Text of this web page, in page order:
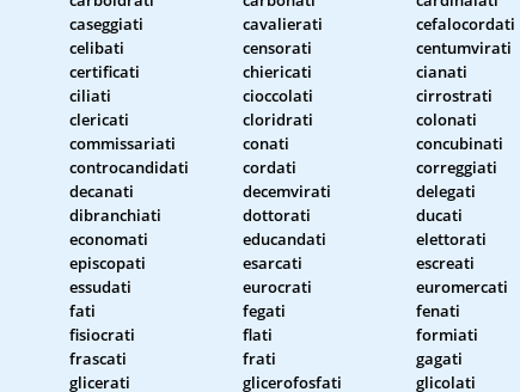
caseggiati cavalierati
cefalocordati
celibati censorati
centumvirati
certificati chiericati
cianati
ciliati cioccolati
cirrostrati
clericati cloridrati
colonati
commissariati conati
concubinati
controcandidati cordati
correggiati
decanati decemvirati
delegati
dibranchiati dottorati
ducati
economati educandati
elettorati
episcopati esarcati
escreati
essudati eurocrati
euromercati
fati fegati
fenati
fisiocrati flati
formiati
frascati frati
gagati
glicerati glicerofosfati
glicolati